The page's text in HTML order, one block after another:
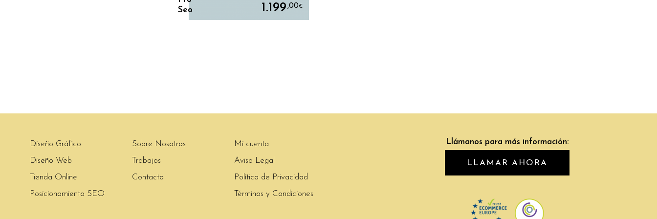
Seo
1.199 ,00€
Diseño Gráfico
Diseño Web
Tienda Online
Posicionamiento SEO
Sobre Nosotros
Trabajos
Contacto
Mi cuenta
Aviso Legal
Política de Privacidad
Términos y Condiciones
Llámanos para más información:
LLAMAR AHORA